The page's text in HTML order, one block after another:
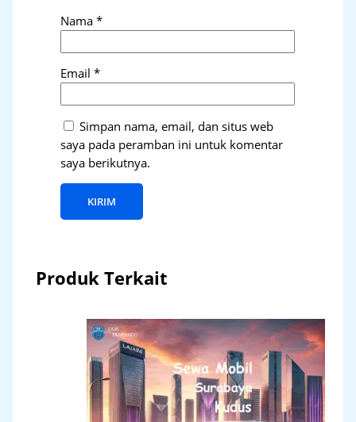
Nama*
Email*
Simpan nama, email, dan situs web
saya pada peramban ini untuk komentar
saya berikutnya.
Produk Terkait